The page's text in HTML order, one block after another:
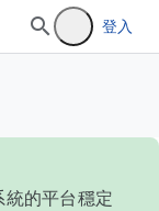
登入
的平台穩定